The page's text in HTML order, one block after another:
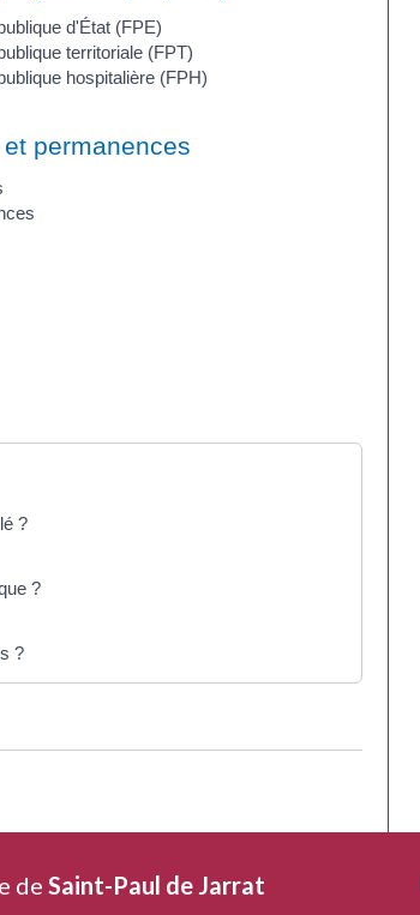
d'État (FPE)
territoriale (FPT)
hospitalière (FPH)
permanences
?
?
?
de Saint-Paul de Jarrat